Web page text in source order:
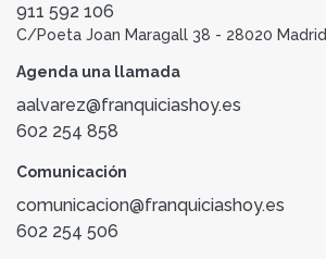
911 592 106
C/Poeta Joan Maragall 38 - 28020 Madrid
Agenda una llamada
aalvarez@franquiciashoy.es
602 254 858
Comunicación
comunicacion@franquiciashoy.es
602 254 506